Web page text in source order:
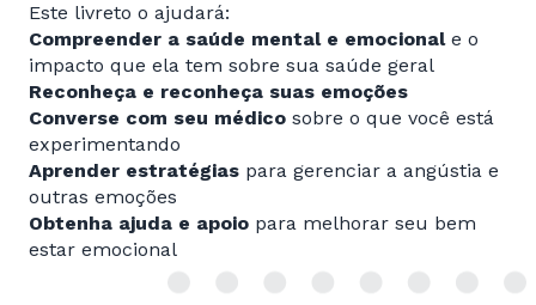
Este livreto o ajudará:
Compreender a saúde mental e emocional e o
impacto que ela tem sobre sua saúde geral
Reconheça e reconheça suas emoções
Converse com seu médico sobre o que você está
experimentando
Aprender estratégias para gerenciar a angústia e
outras emoções
Obtenha ajuda e apoio para melhorar seu bem
estar emocional